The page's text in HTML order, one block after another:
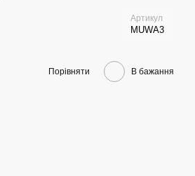
Артикул
MUWA3
Порівняти В бажання